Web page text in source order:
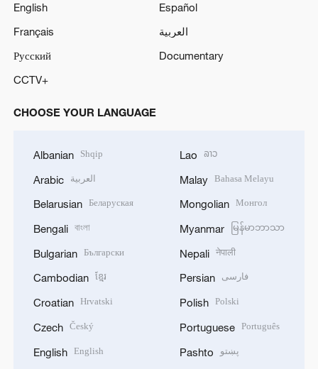
English
Español
Français
العربية
Русский
Documentary
CCTV+
CHOOSE YOUR LANGUAGE
Albanian Shqip
Arabic العربية
Belarusian Беларуская
Bengali বাংলা
Bulgarian Български
Cambodian ខ្មែរ
Croatian Hrvatski
Czech Český
English English
Lao ລາວ
Malay Bahasa Melayu
Mongolian Монгол
Myanmar မြန်မာဘာသာ
Nepali नेपाली
Persian فارسی
Polish Polski
Portuguese Português
Pashto پښتو